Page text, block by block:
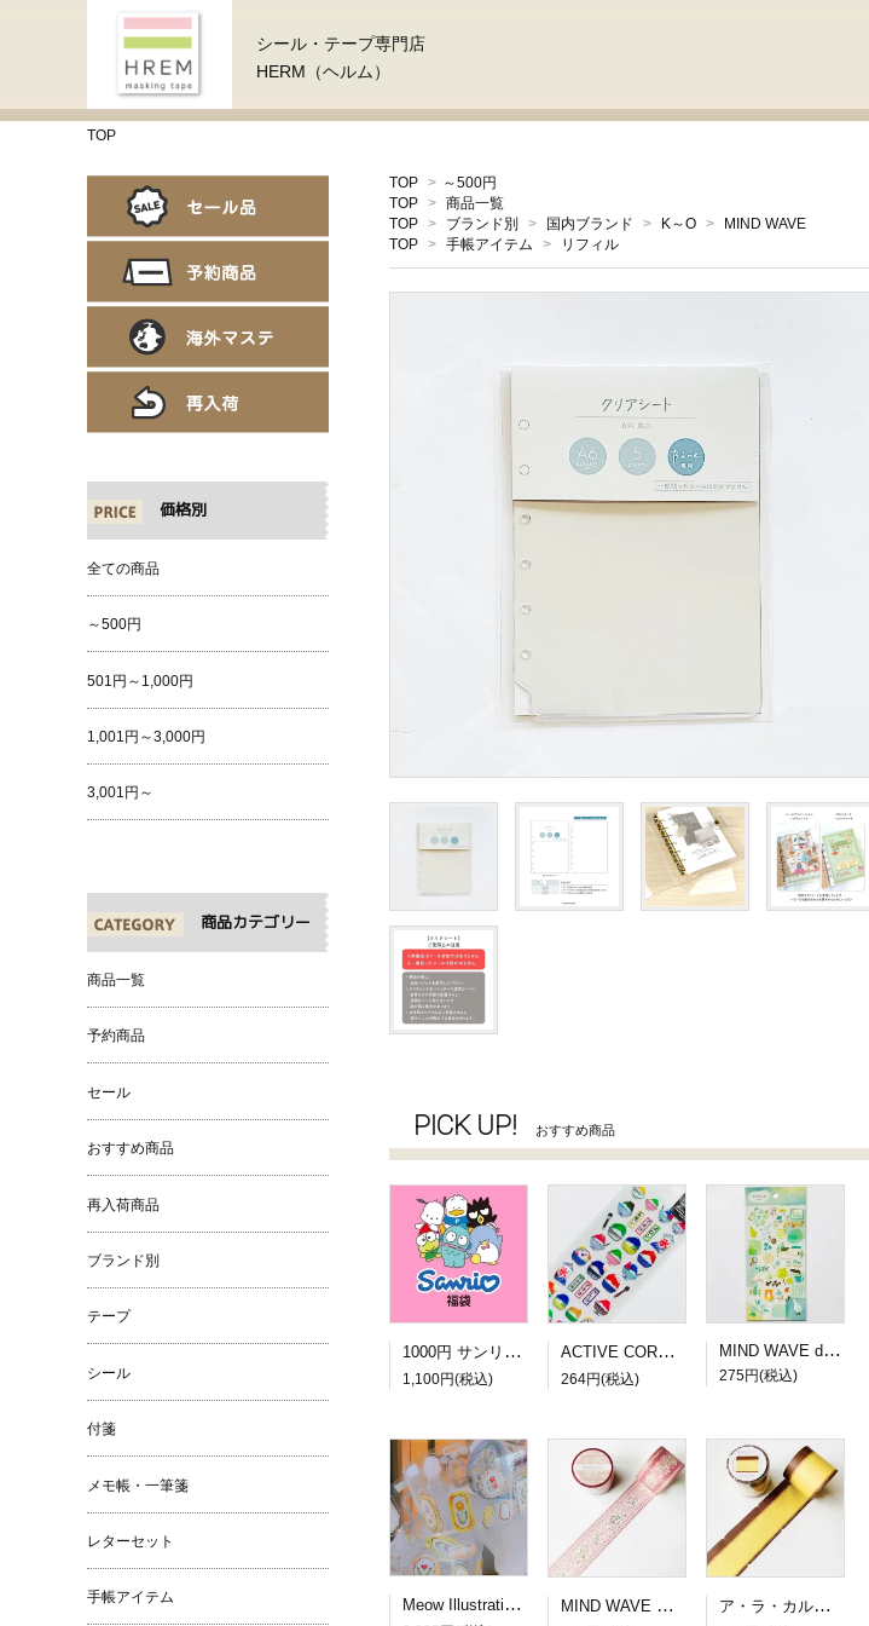
シール・テープ専門店
HERM（ヘルム）
TOP
TOP > ～500円
TOP > 商品一覧
TOP > ブランド別 > 国内ブランド > K～O >
MIND WAVE
TOP > 手帳アイテム > リフィル
PICK UP! おすすめ商品
1000円 サンリオ福袋
1,100円(税込)
ACTIVE CORPORATION 夏柄ドロップシール かき氷
264円(税込)
MIND WAVE dewdrop sticker green
275円(税込)
Meow Illustration PETロールシール Frames MIND WAVE SUGARIA tape Classy 30mm幅３ ア・ラ・カル堂 カステラのロール付箋
価格別
全ての商品
～500円
501円～1,000円
1,001円～3,000円
3,001円～
商品カテゴリー
商品一覧
予約商品
セール
おすすめ商品
再入荷商品
ブランド別
テープ
シール
付箋
メモ帳・一筆箋
レターセット
手帳アイテム